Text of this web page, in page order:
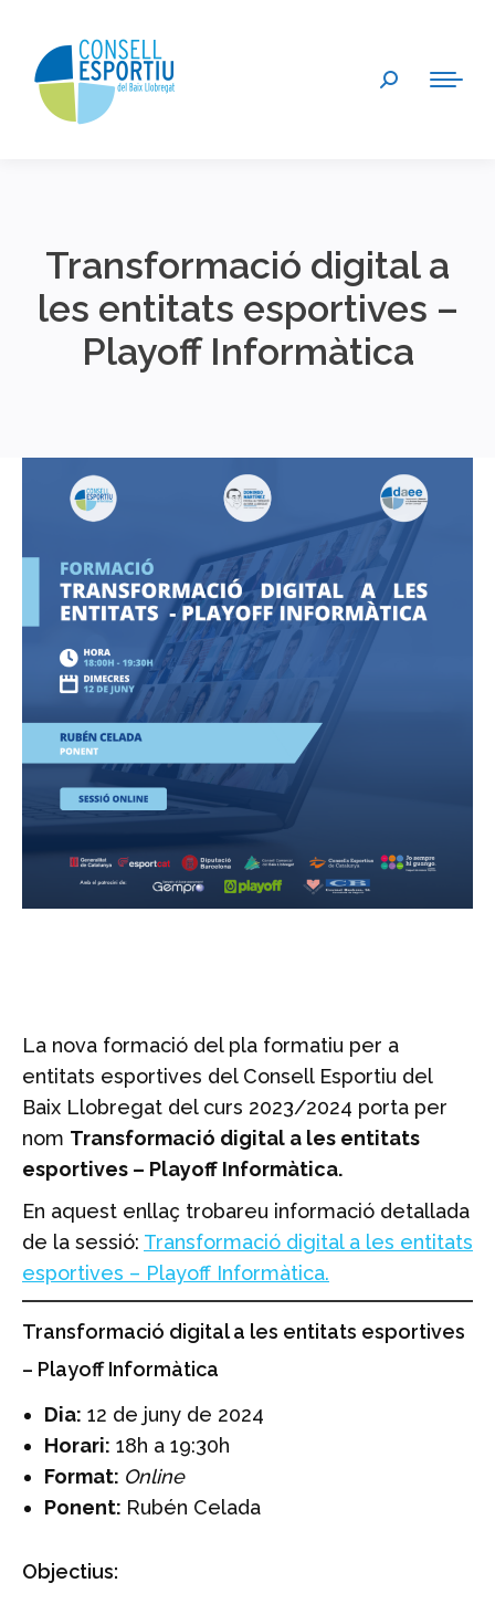
Search:
Transformació digital a
les entitats esportives –
Playoff Informàtica
La nova formació del pla formatiu per a
entitats esportives del Consell Esportiu del
Baix Llobregat del curs 2023/2024 porta per
nom Transformació digital a les entitats
esportives – Playoff Informàtica.
En aquest enllaç trobareu informació detallada
de la sessió: Transformació digital a les entitats
esportives – Playoff Informàtica.
Transformació digital a les entitats esportives
– Playoff Informàtica
Dia: 12 de juny de 2024
Horari: 18h a 19:30h
Format: Online
Ponent: Rubén Celada
Objectius: